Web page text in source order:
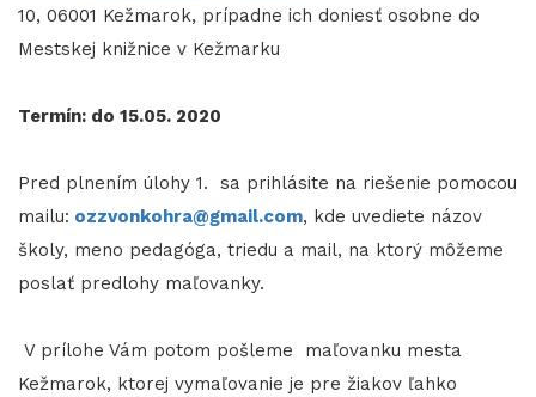
10, 06001 Kežmarok, prípadne ich doniesť osobne do
Mestskej knižnice v Kežmarku
Termín: do 15.05. 2020
Pred plnením úlohy 1. sa prihlásite na riešenie pomocou
mailu: ozzvonkohra@gmail.com, kde uvediete názov
školy, meno pedagóga, triedu a mail, na ktorý môžeme
poslať predlohy maľovanky.
V prílohe Vám potom pošleme maľovanku mesta
Kežmarok, ktorej vymaľovanie je pre žiakov ľahko